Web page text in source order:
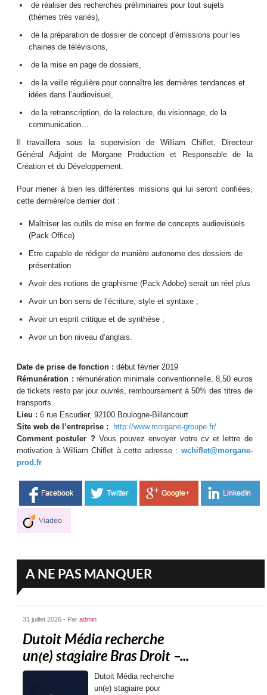
de réaliser des recherches préliminaires pour tout sujets
(thèmes très variés),
de la préparation de dossier de concept d’émissions pour les
chaines de télévisions,
de la mise en page de dossiers,
de la veille régulière pour connaître les dernières tendances et
idées dans l’audiovisuel,
de la retranscription, de la relecture, du visionnage, de la
communication…
Il travaillera sous la supervision de William Chiflet, Directeur
Général Adjoint de Morgane Production et Responsable de la
Création et du Développement.
Pour mener à bien les différentes missions qui lui seront confiées,
cette dernière/ce dernier doit :
Maîtriser les outils de mise en forme de concepts audiovisuels
(Pack Office)
Etre capable de rédiger de manière autonome des dossiers de
présentation
Avoir des notions de graphisme (Pack Adobe) serait un réel plus
Avoir un bon sens de l’écriture, style et syntaxe ;
Avoir un esprit critique et de synthèse ;
Avoir un bon niveau d’anglais.
Date de prise de fonction : début février 2019
Rémunération : rémunération minimale conventionnelle, 8,50 euros
de tickets resto par jour ouvrés, remboursement à 50% des titres de
transports.
Lieu : 6 rue Escudier, 92100 Boulogne-Billancourt
Site web de l’entreprise :
http://www.morgane-groupe.fr/
Comment postuler ?Vous pouvez envoyer votre cv et lettre de
motivation à William Chiflet à cette adresse : wchiflet@morgane-
prod.fr
A NE PAS MANQUER
31 juillet 2026 - Paradmin
Dutoit Média recherche
un(e) stagiaire Bras Droit –...
Dutoit Média recherche
un(e) stagiaire pour